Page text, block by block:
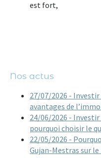
est fort,
Nos actus
27/07/2026 - Investir
avantages de
24/06/2026 -
pourquoi choisir le
22/05/2026 -
Gujan-Mestras sur le